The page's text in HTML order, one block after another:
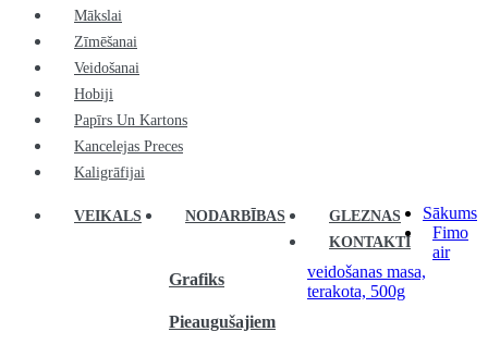
Mākslai
Zīmēšanai
Veidošanai
Hobiji
Papīrs Un Kartons
Kancelejas Preces
Kaligrāfijai
VEIKALS NODARBĪBAS
Grafiks
Pieaugušajiem
GLEZNAS
KONTAKTI
Sākums
Fimo
air
veidošanas masa,
terakota, 500g